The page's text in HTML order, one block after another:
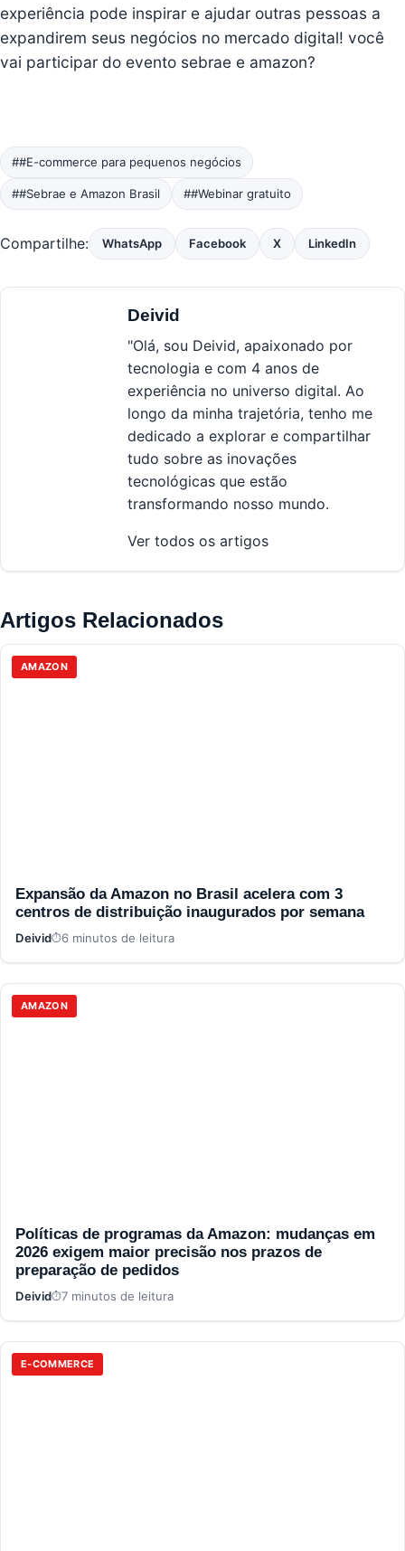
experiência pode inspirar e ajudar outras pessoas a
expandirem seus negócios no mercado digital! você
vai participar do evento sebrae e amazon?
##E-commerce para pequenos negócios
##Sebrae e Amazon Brasil ##Webinar gratuito
Compartilhe: WhatsApp Facebook X LinkedIn
Deivid
"Olá, sou Deivid, apaixonado por
tecnologia e com 4 anos de
experiência no universo digital. Ao
longo da minha trajetória, tenho me
dedicado a explorar e compartilhar
tudo sobre as inovações
tecnológicas que estão
transformando nosso mundo.
Ver todos os artigos
Artigos Relacionados
AMAZON
Expansão da Amazon no Brasil acelera com 3
centros de distribuição inaugurados por semana
Deivid 6 minutos de leitura
AMAZON
Políticas de programas da Amazon: mudanças em
2026 exigem maior precisão nos prazos de
preparação de pedidos
Deivid 7 minutos de leitura
E-COMMERCE